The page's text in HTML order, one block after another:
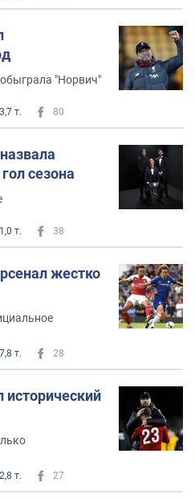
"Норвич"
т. 80
сезона
т. 38
жестко
т. 28
исторический
т. 27